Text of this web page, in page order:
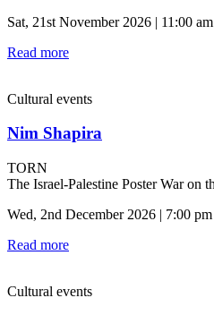
Sat, 21st November 2026 | 11:00 am
Read more
Cultural events
Nim Shapira
TORN
The Israel-Palestine Poster War on
Wed, 2nd December 2026 | 7:00 pm
Read more
Cultural events